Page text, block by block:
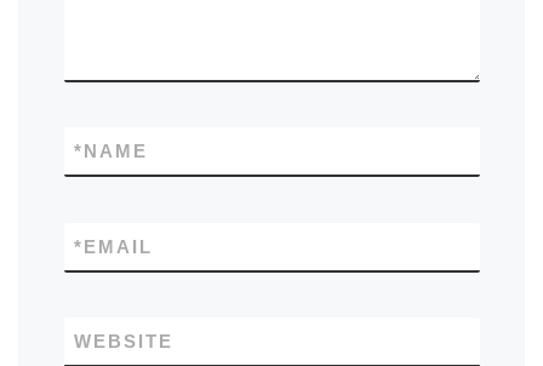
NAME
*
EMAIL
*
WEBSITE